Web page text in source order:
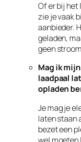
Of er bij het
zie je vaak
aanbieder.
geladen,
geen
Mag ik
laadpaal
opladen
Je mag je
laten staan
bezet een